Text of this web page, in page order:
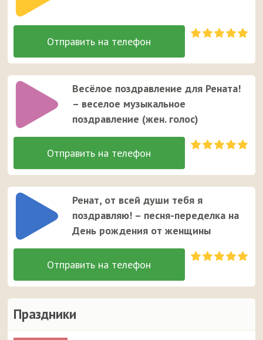
Праздники
Весёлое поздравление для Рената!
– веселое музыкальное
поздравление (жен. голос)
Ренат, от всей души тебя я
поздравляю! – песня-переделка на
День рождения от женщины